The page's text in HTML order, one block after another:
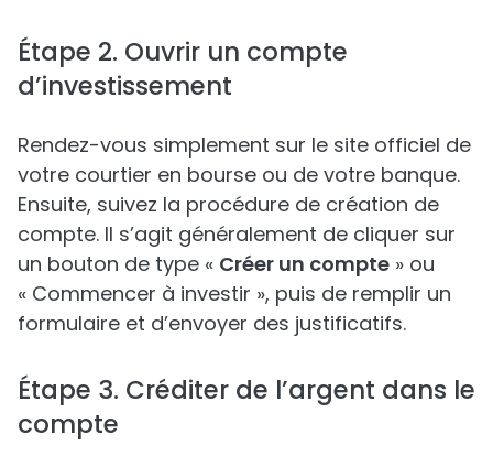
Étape 2. Ouvrir un compte
d’investissement
Rendez-vous simplement sur le site officiel de
votre courtier en bourse ou de votre banque.
Ensuite, suivez la procédure de création de
compte. Il s’agit généralement de cliquer sur
un bouton de type « Créer un compte » ou
« Commencer à investir », puis de remplir un
formulaire et d’envoyer des justificatifs.
Étape 3. Créditer de l’argent dans le
compte